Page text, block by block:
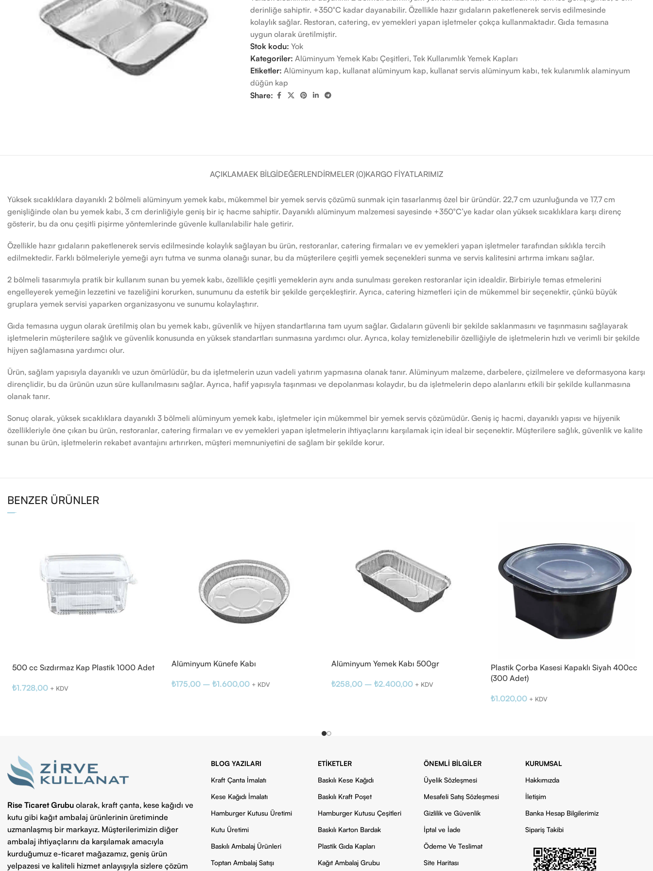
derinliğe sahiptir. +350°C kadar dayanabilir. Özellikle hazır gıdaların paketlenerek servis edilmesinde
kolaylık sağlar. Restoran, catering, ev yemekleri yapan işletmeler çokça kullanmaktadır. Gıda temasına
uygun olarak üretilmiştir.
Stok kodu: Yok
Kategoriler: Alüminyum Yemek Kabı Çeşitleri, Tek Kullanımlık Yemek Kapları
Etiketler: Alüminyum kap, kullanat alüminyum kap, kullanat servis alüminyum kabı, tek kulanımlık alaminyum
düğün kap
Share:
AÇIKLAMAEK BILGIDEĞERLENDIRMELER (0)KARGO FIYATLARIMIZ
Yüksek sıcaklıklara dayanıklı 2 bölmeli alüminyum yemek kabı, mükemmel bir yemek servis çözümü sunmak için tasarlanmış özel bir üründür. 22,7 cm uzunluğunda ve 17,7 cm
genişliğinde olan bu yemek kabı, 3 cm derinliğiyle geniş bir iç hacme sahiptir. Dayanıklı alüminyum malzemesi sayesinde +350°C’ye kadar olan yüksek sıcaklıklara karşı direnç
gösterir, bu da onu çeşitli pişirme yöntemlerinde güvenle kullanılabilir hale getirir.
Özellikle hazır gıdaların paketlenerek servis edilmesinde kolaylık sağlayan bu ürün, restoranlar, catering firmaları ve ev yemekleri yapan işletmeler tarafından sıklıkla tercih
edilmektedir. Farklı bölmeleriyle yemeği ayrı tutma ve sunma olanağı sunar, bu da müşterilere çeşitli yemek seçenekleri sunma ve servis kalitesini artırma imkanı sağlar.
2 bölmeli tasarımıyla pratik bir kullanım sunan bu yemek kabı, özellikle çeşitli yemeklerin aynı anda sunulması gereken restoranlar için idealdir. Birbiriyle temas etmelerini
engelleyerek yemeğin lezzetini ve tazeliğini korurken, sunumunu da estetik bir şekilde gerçekleştirir. Ayrıca, catering hizmetleri için de mükemmel bir seçenektir, çünkü büyük
gruplara yemek servisi yaparken organizasyonu ve sunumu kolaylaştırır.
Gıda temasına uygun olarak üretilmiş olan bu yemek kabı, güvenlik ve hijyen standartlarına tam uyum sağlar. Gıdaların güvenli bir şekilde saklanmasını ve taşınmasını sağlayarak
işletmelerin müşterilere sağlık ve güvenlik konusunda en yüksek standartları sunmasına yardımcı olur. Ayrıca, kolay temizlenebilir özelliğiyle de işletmelerin hızlı ve verimli bir şekilde
hijyen sağlamasına yardımcı olur.
Ürün, sağlam yapısıyla dayanıklı ve uzun ömürlüdür, bu da işletmelerin uzun vadeli yatırım yapmasına olanak tanır. Alüminyum malzeme, darbelere, çizilmelere ve deformasyona karşı
dirençlidir, bu da ürünün uzun süre kullanılmasını sağlar. Ayrıca, hafif yapısıyla taşınması ve depolanması kolaydır, bu da işletmelerin depo alanlarını etkili bir şekilde kullanmasına
olanak tanır.
Sonuç olarak, yüksek sıcaklıklara dayanıklı 3 bölmeli alüminyum yemek kabı, işletmeler için mükemmel bir yemek servis çözümüdür. Geniş iç hacmi, dayanıklı yapısı ve hijyenik
özellikleriyle öne çıkan bu ürün, restoranlar, catering firmaları ve ev yemekleri yapan işletmelerin ihtiyaçlarını karşılamak için ideal bir seçenektir. Müşterilere sağlık, güvenlik ve kalite
sunan bu ürün, işletmelerin rekabet avantajını artırırken, müşteri memnuniyetini de sağlam bir şekilde korur.
BENZER ÜRÜNLER
500 cc Sızdırmaz Kap Plastik 1000 Adet
₺1.728,00 + KDV
Alüminyum Künefe Kabı
₺175,00 –₺1.600,00 + KDV
Alüminyum Yemek Kabı 500gr
₺258,00 – ₺2.400,00 + KDV
Plastik Çorba Kasesi Kapaklı Siyah 400cc
(300 Adet)
₺1.020,00 + KDV
Rise Ticaret Grubu olarak, kraft çanta, kese kağıdı ve
kutu gibi kağıt ambalaj ürünlerinin üretiminde
uzmanlaşmış bir markayız. Müşterilerimizin diğer
ambalaj ihtiyaçlarını da karşılamak amacıyla
kurduğumuz e-ticaret mağazamız, geniş ürün
yelpazesi ve kaliteli hizmet anlayışıyla sizlere çözüm
BLOG YAZILARI
Kraft Çanta İmalatı
Kese Kağıdı İmalatı
Hamburger Kutusu Üretimi
Kutu Üretimi
Baskılı Ambalaj Ürünleri
Toptan Ambalaj Satışı
ETIKETLER
Baskılı Kese Kağıdı
Baskılı Kraft Poşet
Hamburger Kutusu Çeşitleri
Baskılı Karton Bardak
Plastik Gıda Kapları
Kağıt Ambalaj Grubu
ÖNEMLI BILGILER
Üyelik Sözleşmesi
Mesafeli Satış Sözleşmesi
Gizlilik ve Güvenlik
İptal ve İade
Ödeme Ve Teslimat
Site Haritası
KURUMSAL
Hakkımızda
İletişim
Banka Hesap Bilgilerimiz
Sipariş Takibi